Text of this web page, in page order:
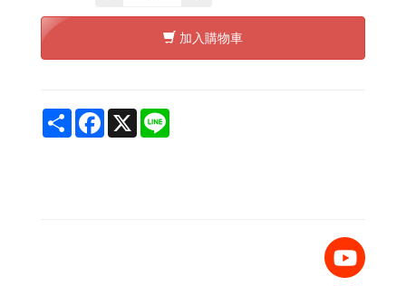
加入購物車
Share Facebook
X